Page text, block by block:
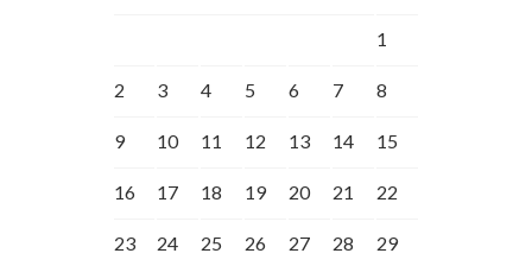
1
2 3 4 5 6 7 8
9 10 11 12 13 14 15
16 17 18 19 20 21 22
23 24 25 26 27 28 29